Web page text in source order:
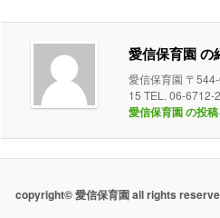
愛信保育園 の
愛信保育園 〒
15 TEL. 06-6712-
愛信保育園 の投
copyright© 愛信保育園 all rights